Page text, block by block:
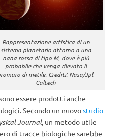
Rappresentazione artistica di un
sistema planetario attorno a una
nana rossa di tipo M, dove è più
probabile che venga rilevato il
di metile. Crediti: Nasa/Jpl-
Caltech
essere prodotti anche
Secondo un nuovostudio
Journal, un metodo utile
di tracce biologiche sarebbe